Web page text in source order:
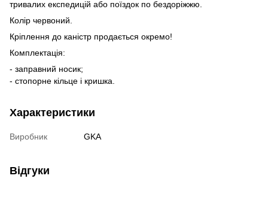
тривалих експедицій або поїздок по бездоріжжю.
Колір червоний.
Кріплення до каністр продається окремо!
Комплектація:
- заправний носик;
- стопорне кільце і кришка.
Характеристики
Виробник GKA
Відгуки